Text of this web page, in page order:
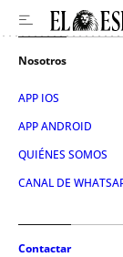
Nosotros
APP IOS
APP ANDROID
QUIÉNES SOMOS
CANAL DE
Contactar